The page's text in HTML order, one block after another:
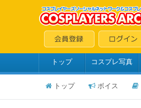
トップ コスプレ写真
トップ ボイス